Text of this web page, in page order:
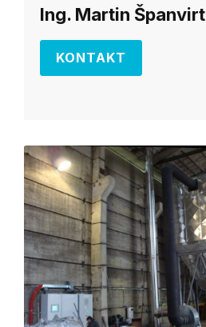
Ing. Martin Španvirt
KONTAKT